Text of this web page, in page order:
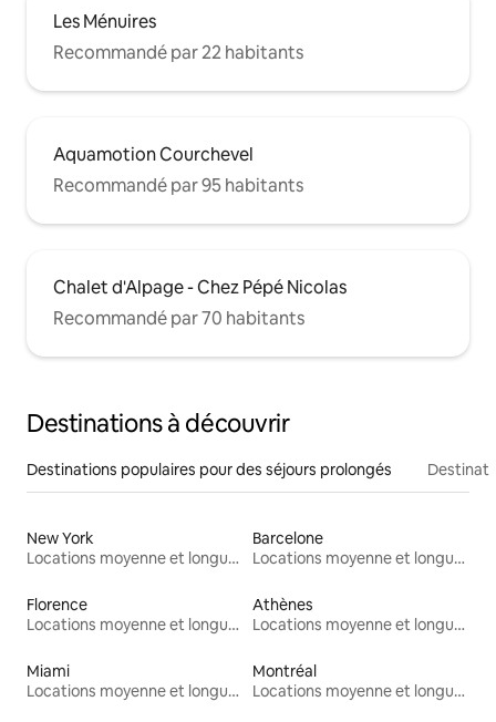
Les Ménuires
Recommandé par 22 habitants
Aquamotion Courchevel
Recommandé par 95 habitants
Chalet d'Alpage - Chez Pépé Nicolas
Recommandé par 70 habitants
Destinations à découvrir
Destinations populaires pour des séjours prolongés
New York
Locations moyenne et longue durée
Barcelone
Locations moyenne et longue durée
Florence
Locations moyenne et longue durée
Athènes
Locations moyenne et longue durée
Miami
Locations moyenne et longue durée
Montréal
Locations moyenne et longue durée